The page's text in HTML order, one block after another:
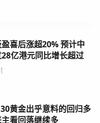
喜后涨超20% 预计中
亿港元同比增长超过
黄金出乎意料的回归多
看回落继续多